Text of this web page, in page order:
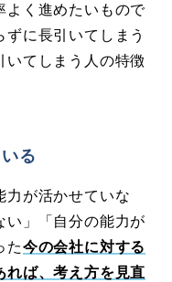
よく進めたいもので
に長引いてしまう
いてしまう人の特徴
る
力が活かせていな
い」「自分の能力が
た今の会社に対する
れば、考え方を見直